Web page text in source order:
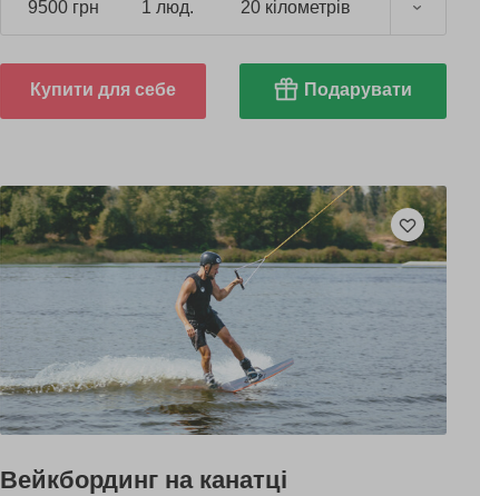
9500 грн 1 люд. 20 кілометрів
Купити для себе Подарувати
Вейкбординг на канатці